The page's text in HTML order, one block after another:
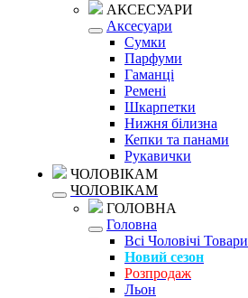
АКСЕСУАРИ
Аксесуари
Сумки
Парфуми
Гаманці
Ремені
Шкарпетки
Нижня білизна
Кепки та панами
Рукавички
ЧОЛОВІКАМ
ЧОЛОВІКАМ
ГОЛОВНА
Головна
Всі Чоловічі Товари
Новий сезон
Розпродаж
Льон